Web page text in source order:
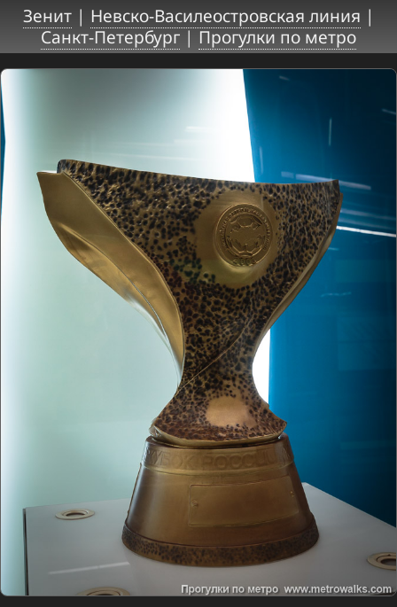
Зенит| Невско-Василеостровская линия |
Санкт-Петербург|Прогулки по метро